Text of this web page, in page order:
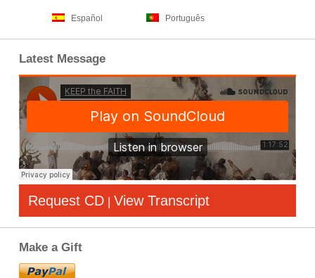
Español Português
Latest Message
Request CD | View Transcript
Make a Gift